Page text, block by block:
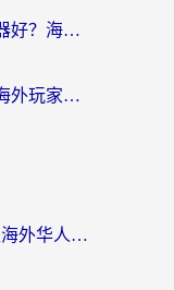
在欧洲打幻想江湖用什么加速器好？海外玩家国服游戏畅玩指南
加拿大玩第九大陆怎么不卡？海外玩家国服游戏加速全攻略（附足球世界萤火突击实测）
在国外怎么看优酷app？留学生海外华人必看的无限制追剧指南